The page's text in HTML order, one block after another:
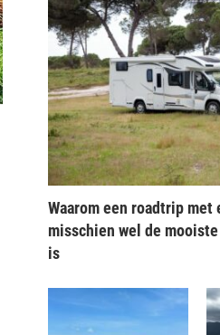
Waarom een roadtrip met
misschien wel de
is